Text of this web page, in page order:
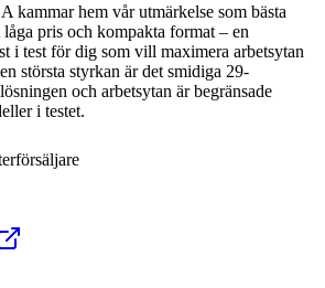
kammar hem vår utmärkelse som bästa
pris och kompakta format – en
i test för dig som vill maximera arbetsytan
största styrkan är det smidiga 29-
och arbetsytan är begränsade
i testet.